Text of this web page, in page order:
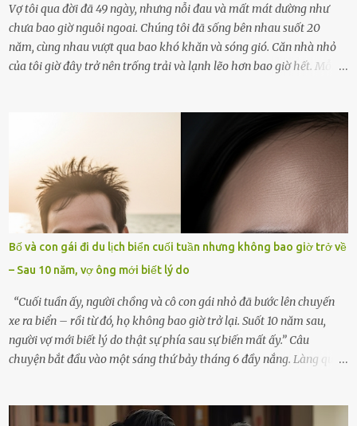
Vợ tôi qua đời đã 49 ngày, nhưng nỗi đau và mất mát dường như
chưa bao giờ nguôi ngoai. Chúng tôi đã sống bên nhau suốt 20
năm, cùng nhau vượt qua bao khó khăn và sóng gió. Căn nhà nhỏ
của tôi giờ đây trở nên trống trải và lạnh lẽo hơn bao giờ hết. Mỗi
rơi vào khoảng trống vô tận, chẳng còn muốn làm gì ngoài việc
ngồi lặng lẽ nhớ về cô ấy. Nhưng cuộc sống không cho phép tôi mãi
chìm đắm trong đau khổ. Họ hàng, bạn bè và những người thân
thiết đã đến bên, giúp tôi tổ chức tang lễ chu toàn. Và hôm nay là
ngày giỗ đầu tiên của vợ, 49 ngày sau khi cô ấy rời xa tôi mãi
mãi.Buổi sáng hôm đó, sau khi cúng cơm xong, tôi quyết định lên
sắp xếp lại bàn thờ vợ. Mọi thứ vẫn như mọi ngày, nhưng có điều gì
đó kỳ lạ mà tôi không thể giải thích được. Trong khoảnh khắc tôi
cúi xuống lau chùi bát hương, một luồng gió lạ thoáng qua, khiến
tôi giật mình. Và rồi, một chuyện kinh...
Bố và con gái đi du lịch biển cuối tuần nhưng không bao giờ trở về
– Sau 10 năm, vợ ông mới biết lý do
“Cuối tuần ấy, người chồng và cô con gái nhỏ đã bước lên chuyến
xe ra biển – rồi từ đó, họ không bao giờ trở lại. Suốt 10 năm sau,
người vợ mới biết lý do thật sự phía sau sự biến mất ấy.” Câu
chuyện bắt đầu vào một sáng thứ bảy tháng 6 đầy nắng. Làng quê
không kém. Ông Minh, vốn là một người đàn ông điềm đạm, ít nói,